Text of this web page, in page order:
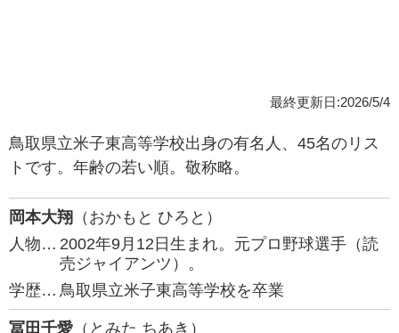
最終更新日:2026/5/4
鳥取県立米子東高等学校出身の有名人、45名のリス
トです。年齢の若い順。敬称略。
岡本大翔 （おかもと ひろと）
人物… 2002年9月12日生まれ。元プロ野球選手（読
売ジャイアンツ）。
学歴… 鳥取県立米子東高等学校を卒業
冨田千愛 （とみた ちあき）